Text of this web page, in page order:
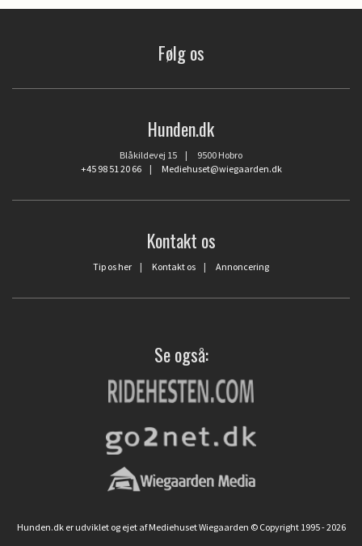
Følg os
Hunden.dk
Blåkildevej 15 | 9500 Hobro
+45 98 51 20 66| Mediehuset@wiegaarden.dk
Kontakt os
Tip os her | Kontakt os | Annoncering
Se også:
Hunden.dk er udviklet og ejet af Mediehuset Wiegaarden © Copyright 1995 - 2026